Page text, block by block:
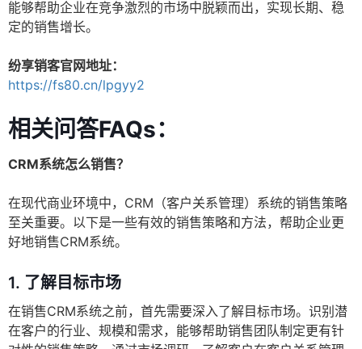
能够帮助企业在竞争激烈的市场中脱颖而出，实现长期、稳
定的销售增长。
纷享销客官网地址：
https://fs80.cn/lpgyy2
相关问答FAQs：
CRM系统怎么销售？
在现代商业环境中，CRM（客户关系管理）系统的销售策略
至关重要。以下是一些有效的销售策略和方法，帮助企业更
好地销售CRM系统。
1. 了解目标市场
在销售CRM系统之前，首先需要深入了解目标市场。识别潜
在客户的行业、规模和需求，能够帮助销售团队制定更有针